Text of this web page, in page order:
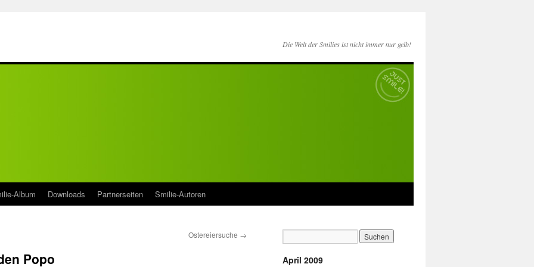
Die Welt der Smilies ist nicht immer nur gelb!
Album Downloads Partnerseiten Smilie-Autoren
Ostereiersuche →
Popo April 2009